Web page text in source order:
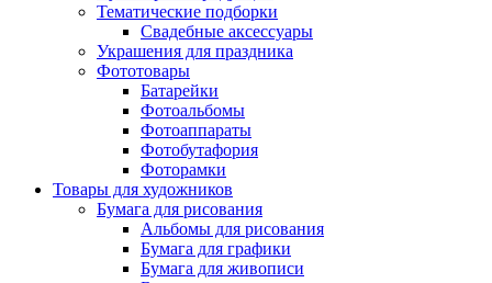
Тематические подборки
Свадебные аксессуары
Украшения для праздника
Фототовары
Батарейки
Фотоальбомы
Фотоаппараты
Фотобутафория
Фоторамки
Товары для художников
Бумага для рисования
Альбомы для рисования
Бумага для графики
Бумага для живописи